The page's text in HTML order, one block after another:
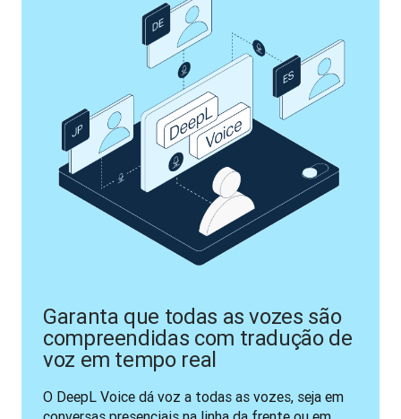
Garanta que todas as vozes são
compreendidas com tradução de
voz em tempo real
O DeepL Voice dá voz a todas as vozes, seja em